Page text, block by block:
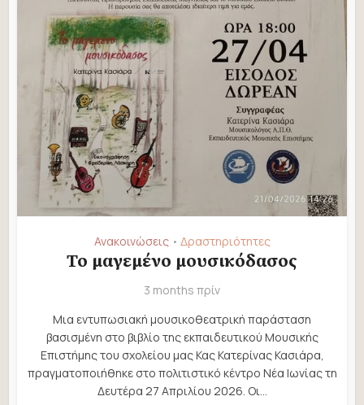
Ανακοινώσεις • Δραστηριότητες
Το μαγεμένο μουσικόδασος
3 months πρίν
Μια εντυπωσιακή μουσικοθεατρική παράσταση
βασισμένη στο βιβλίο της εκπαιδευτικού Μουσικής
Επιστήμης του σχολείου μας Κας Κατερίνας Κασιάρα,
πραγματοποιήθηκε στο πολιτιστικό κέντρο Νέα Ιωνίας τη
Δευτέρα 27 Απριλίου 2026. Οι...